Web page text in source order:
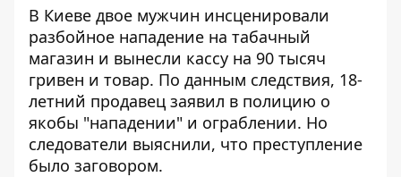
В Киеве двое мужчин инсценировали
разбойное нападение на табачный
магазин и вынесли кассу на 90 тысяч
гривен и товар. По данным следствия, 18-
летний продавец заявил в полицию о
якобы "нападении" и ограблении. Но
следователи выяснили, что преступление
было заговором.